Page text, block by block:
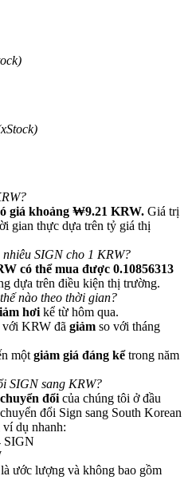
phần thưởng tiền mặt
giá khoảng ₩9.21 KRW. Giá trị
gian thực dựa trên tỷ giá thị
SIGN cho 1 KRW?
có thể mua được 0.10856313
dựa trên điều kiện thị trường.
nào theo thời gian?
hơi kể từ hôm qua.
KRW đã giảm so với tháng
một giảm giá đáng kểtrong năm
SIGN sang KRW?
đổi của chúng tôi ở đầu
đổi Sign sang South Korean
dụ nhanh:
SIGN
ước lượng và không bao gồm